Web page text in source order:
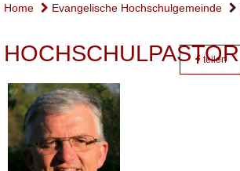
Home Evangelische Hochschulgemeinde
HOCHSCHULPASTOR
teilen